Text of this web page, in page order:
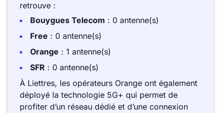
retrouve :
Bouygues Telecom : 0 antenne(s)
Free : 0 antenne(s)
Orange : 1 antenne(s)
SFR : 0 antenne(s)
À Liettres, les opérateurs Orange ont également
déployé la technologie 5G+ qui permet de
profiter d’un réseau dédié et d’une connexion